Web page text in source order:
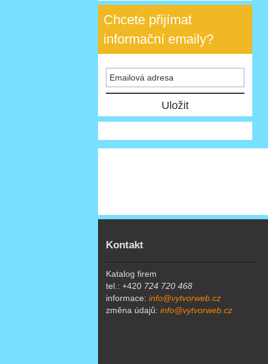
Chcete přijímat
informační emaily?
Kontakt
Katalog firem
tel.: +420 724 720 468
informace:info@vytvorweb.cz
změna údajů:info@vytvorweb.cz